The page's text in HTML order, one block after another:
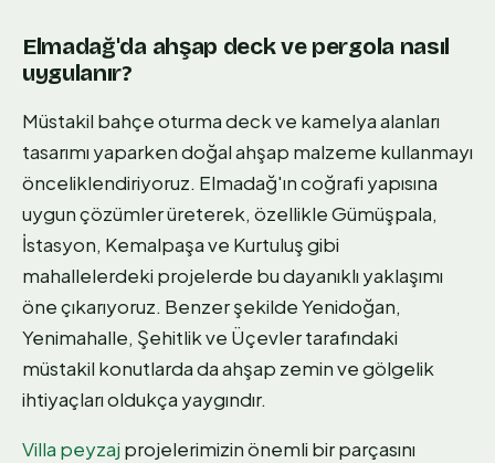
Elmadağ'da ahşap deck ve pergola nasıl
uygulanır?
Müstakil bahçe oturma deck ve kamelya alanları
tasarımı yaparken doğal ahşap malzeme kullanmayı
önceliklendiriyoruz. Elmadağ'ın coğrafi yapısına
uygun çözümler üreterek, özellikle Gümüşpala,
İstasyon, Kemalpaşa ve Kurtuluş gibi
mahallelerdeki projelerde bu dayanıklı yaklaşımı
öne çıkarıyoruz. Benzer şekilde Yenidoğan,
Yenimahalle, Şehitlik ve Üçevler tarafındaki
müstakil konutlarda da ahşap zemin ve gölgelik
ihtiyaçları oldukça yaygındır.
Villa peyzaj projelerimizin önemli bir parçasını